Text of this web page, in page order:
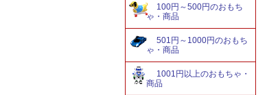
100円～500円のおもち
ゃ・商品
501円～1000円のおもち
ゃ・商品
1001円以上のおもちゃ・
商品